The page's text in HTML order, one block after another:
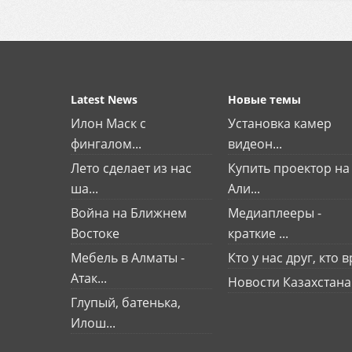
Latest News
Илон Маск с
фингалом...
Лето сделает из нас
ша...
Война на Ближнем
Востоке
Мебель в Алматы -
Атак...
Глупый, батенька,
Илош...
Новые темы
Установка камер
видеон...
Купить проектор на
Али...
Медиаплееры -
краткие ...
Кто у нас друг, кто
Новости Казахстана